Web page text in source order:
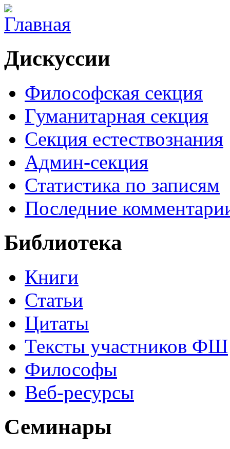
Дискуссии
Философская секция
Гуманитарная секция
Секция естествознания
Админ-секция
Статистика по записям
Последние
Библиотека
Книги
Статьи
Цитаты
Тексты участников ФШ
Философы
Веб-ресурсы
Семинары